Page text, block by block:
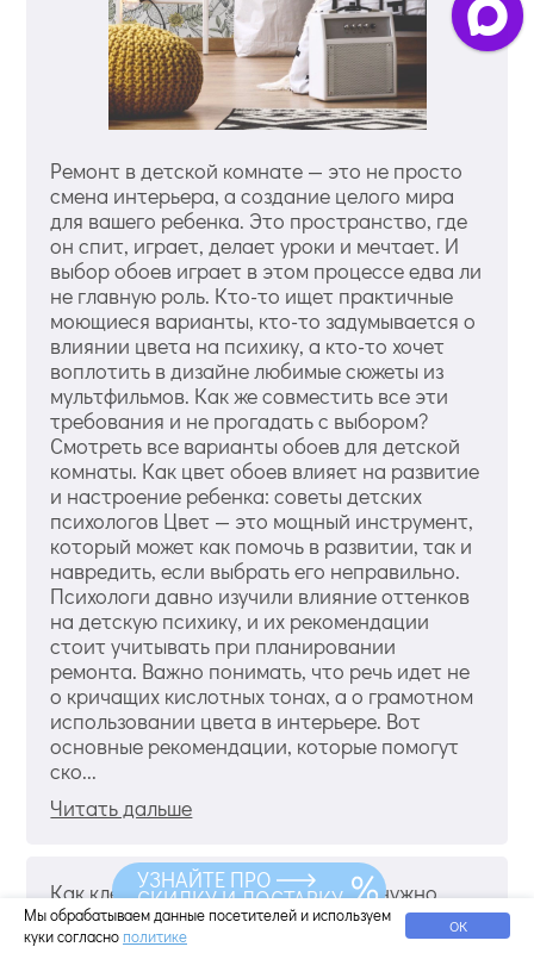
Ремонт в детской комнате — это не просто
смена интерьера, а создание целого мира
для вашего ребенка. Это пространство, где
он спит, играет, делает уроки и мечтает. И
выбор обоев играет в этом процессе едва ли
не главную роль. Кто-то ищет практичные
моющиеся варианты, кто-то задумывается о
влиянии цвета на психику, а кто-то хочет
воплотить в дизайне любимые сюжеты из
мультфильмов. Как же совместить все эти
требования и не прогадать с выбором?
Смотреть все варианты обоев для детской
комнаты. Как цвет обоев влияет на развитие
и настроение ребенка: советы детских
психологов Цвет — это мощный инструмент,
который может как помочь в развитии, так и
навредить, если выбрать его неправильно.
Психологи давно изучили влияние оттенков
на детскую психику, и их рекомендации
стоит учитывать при планировании
ремонта. Важно понимать, что речь идет не
о кричащих кислотных тонах, а о грамотном
использовании цвета в интерьере. Вот
основные рекомендации, которые помогут
ско...
Читать дальше
Как клеить текстильные обои: что нужно
учесть
Мы обрабатываем данные посетителей и используем
куки согласно политике ОК
УЗНАЙТЕ ПРО
СКИДКУ И ДОСТАВКУ